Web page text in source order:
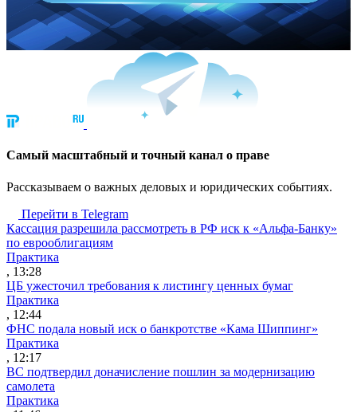
Cамый масштабный и точный канал о праве
Рассказываем о важных деловых и юридических событиях.
Перейти в Telegram
Кассация разрешила рассмотреть в РФ иск к «Альфа-Банку»
по еврооблигациям
Практика
, 13:28
ЦБ ужесточил требования к листингу ценных бумаг
Практика
, 12:44
ФНС подала новый иск о банкротстве «Кама Шиппинг»
Практика
, 12:17
ВС подтвердил доначисление пошлин за модернизацию
самолета
Практика